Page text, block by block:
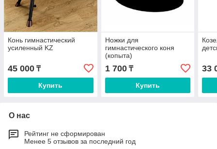
Конь гимнастический
усиленный KZ
45 000 ₸
Купить
Ножки для
гимнастического коня
(копыта)
1 700₸
Купить
33
О нас
Рейтинг не сформирован
Менее 5 отзывов за последний год